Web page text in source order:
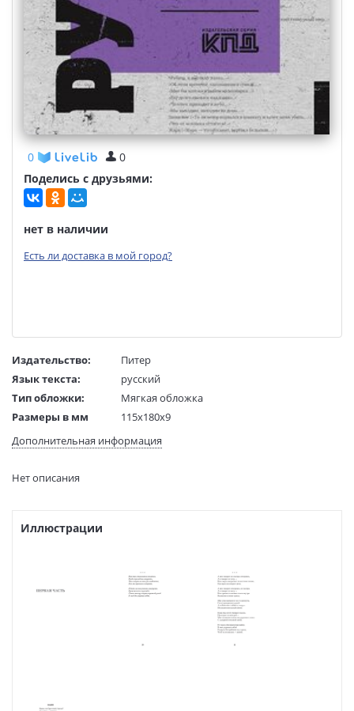
0
0
Поделись с друзьями:
нет в наличии
Есть ли доставка в мой город?
Издательство:
Питер
Язык текста:
русский
Тип обложки:
Мягкая обложка
Размеры в мм
115x180x9
Вес:
171 гр.
Код товара:
ISBN:
Дополнительная информация
Нет описания
Иллюстрации